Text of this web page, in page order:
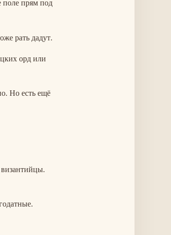
поле прям под
рать дадут.
орд или
Но есть ещё